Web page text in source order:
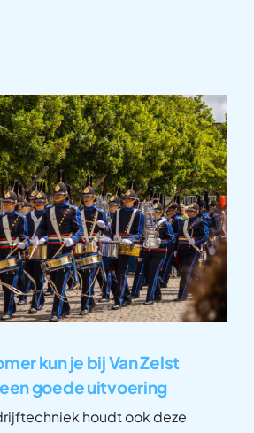
kun je bij Van Zelst
goede uitvoering
houdt ook deze